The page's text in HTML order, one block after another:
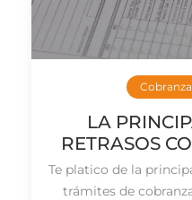
LA
RETRASOS
Te platico de la
trámites de